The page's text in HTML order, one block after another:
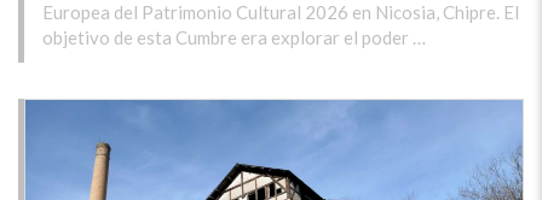
Europea del Patrimonio Cultural 2026 en Nicosia, Chipre. El
objetivo de esta Cumbre era explorar el poder …